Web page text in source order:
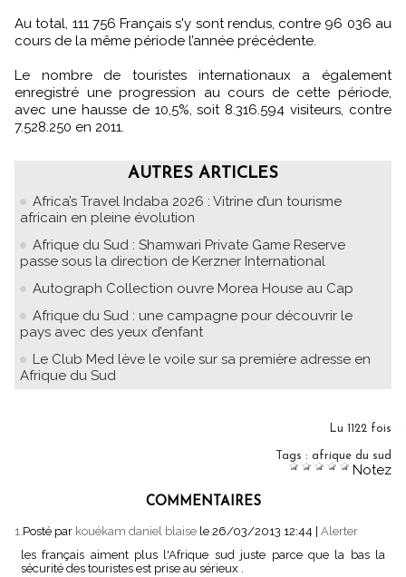
Au total, 111 756 Français s'y sont rendus, contre 96 036 au
cours de la même période l’année précédente.
Le nombre de touristes internationaux a également
enregistré une progression au cours de cette période,
avec une hausse de 10,5%, soit 8.316.594 visiteurs, contre
7.528.250 en 2011.
AUTRES ARTICLES
Africa’s Travel Indaba 2026 : Vitrine d’un tourisme
africain en pleine évolution
Afrique du Sud : Shamwari Private Game Reserve
passe sous la direction de Kerzner International
Autograph Collection ouvre Morea House au Cap
Afrique du Sud : une campagne pour découvrir le
pays avec des yeux d’enfant
Le Club Med lève le voile sur sa première adresse en
Afrique du Sud
Lu 1122 fois
Tags : afrique du sud
Notez
COMMENTAIRES
1. Posté par kouékam daniel blaise le 26/03/2013 12:44 | Alerter
les français aiment plus l'Afrique sud juste parce que la bas la
sécurité des touristes est prise au sérieux .